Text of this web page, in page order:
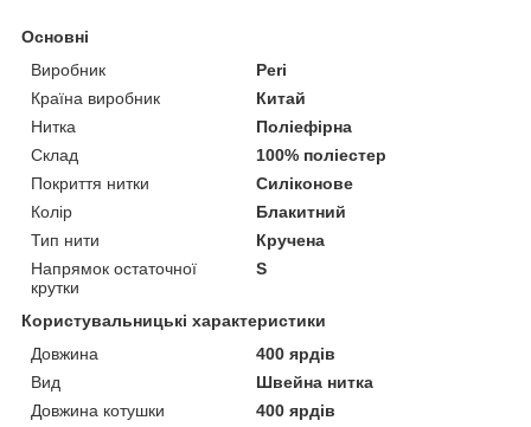
Основні
Виробник
Peri
Країна виробник
Китай
Нитка
Поліефірна
Склад
100% поліестер
Покриття нитки
Силіконове
Колір
Блакитний
Тип нити
Кручена
Напрямок остаточної
крутки
S
Користувальницькі характеристики
Довжина
400 ярдів
Вид
Швейна нитка
Довжина котушки
400 ярдів